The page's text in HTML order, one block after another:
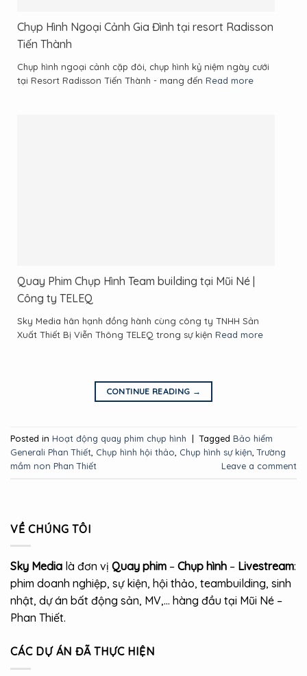
Chụp Hình Ngoại Cảnh Gia Đình tại resort Radisson
Tiến Thành
Chụp hình ngoại cảnh cặp đôi, chụp hình kỷ niệm ngày cưới
tại Resort Radisson Tiến Thành - mang đến Read more
Quay Phim Chụp Hình Team building tại Mũi Né |
Công ty TELEQ
Sky Media hân hạnh đồng hành cùng công ty TNHH Sản
Xuất Thiết Bị Viễn Thông TELEQ trong sự kiện Read more
CONTINUE READING →
Posted in Hoạt động quay phim chụp hình | Tagged Bảo hiểm
Generali Phan Thiết, Chụp hình hội thảo, Chụp hình sự kiện,Trường
mầm non Phan Thiết
Leave a comment
VỀ CHÚNG TÔI
Sky Media là đơn vị Quay phim – Chụp hình – Livestream:
phim doanh nghiệp, sự kiện, hội thảo, teambuilding, sinh
nhật, dự án bất động sản, MV,… hàng đầu tại Mũi Né –
Phan Thiết.
CÁC DỰ ÁN ĐÃ THỰC HIỆN